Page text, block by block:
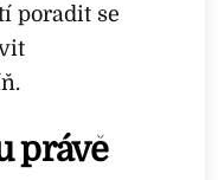
poradit se
právě